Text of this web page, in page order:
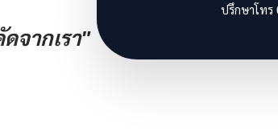
จากเรา"
ปรึกษาโทร